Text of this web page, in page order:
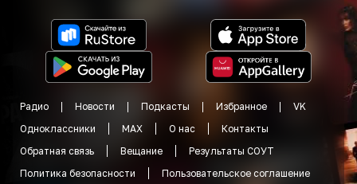
Радио Новости Подкасты Избранное
VK
Одноклассники
MAX О нас
Контакты
Обратная связь
Вещание
Результаты СОУТ
Политика безопасности
Пользовательское соглашение